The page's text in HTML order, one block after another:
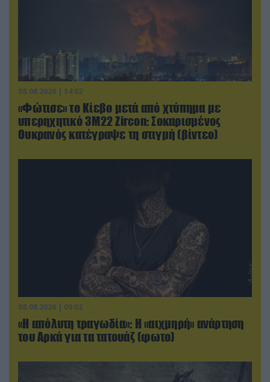
08.08.2026 | 14:02
«Φώτισε» το Κίεβο μετά από χτύπημα με
υπερηχητικό 3M22 Zircon: Σοκαρισμένος
Ουκρανός κατέγραψε τη στιγμή (βίντεο)
08.08.2026 | 09:02
«Η απόλυτη τραγωδία»: Η «αιχμηρή» ανάρτηση
του Αρκά για τα τατουάζ (φωτο)